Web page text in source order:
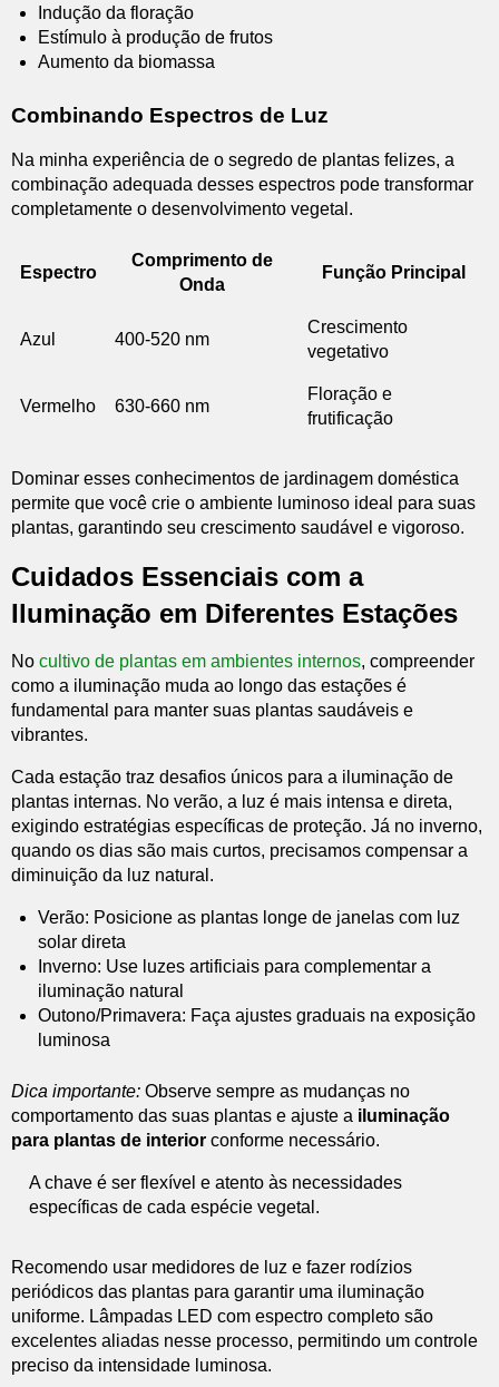
Indução da floração
Estímulo à produção de frutos
Aumento da biomassa
Combinando Espectros de Luz
Na minha experiência de o segredo de plantas felizes, a
combinação adequada desses espectros pode transformar
completamente o desenvolvimento vegetal.
Espectro
Comprimento de
Onda
Função Principal
Azul 400-520 nm
Crescimento
vegetativo
Vermelho 630-660 nm
Floração e
frutificação
Dominar esses conhecimentos de jardinagem doméstica
permite que você crie o ambiente luminoso ideal para suas
plantas, garantindo seu crescimento saudável e vigoroso.
Cuidados Essenciais com a
Iluminação em Diferentes Estações
No cultivo de plantas em ambientes internos, compreender
como a iluminação muda ao longo das estações é
fundamental para manter suas plantas saudáveis e
vibrantes.
Cada estação traz desafios únicos para a iluminação de
plantas internas. No verão, a luz é mais intensa e direta,
exigindo estratégias específicas de proteção. Já no inverno,
quando os dias são mais curtos, precisamos compensar a
diminuição da luz natural.
Verão: Posicione as plantas longe de janelas com luz
solar direta
Inverno: Use luzes artificiais para complementar a
iluminação natural
Outono/Primavera: Faça ajustes graduais na exposição
luminosa
Dica importante: Observe sempre as mudanças no
comportamento das suas plantas e ajuste a iluminação
para plantas de interior conforme necessário.
A chave é ser flexível e atento às necessidades
específicas de cada espécie vegetal.
Recomendo usar medidores de luz e fazer rodízios
periódicos das plantas para garantir uma iluminação
uniforme. Lâmpadas LED com espectro completo são
excelentes aliadas nesse processo, permitindo um controle
preciso da intensidade luminosa.